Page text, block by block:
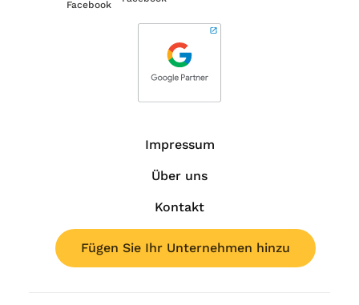
Impressum
Über uns
Kontakt
Fügen Sie Ihr Unternehmen hinzu